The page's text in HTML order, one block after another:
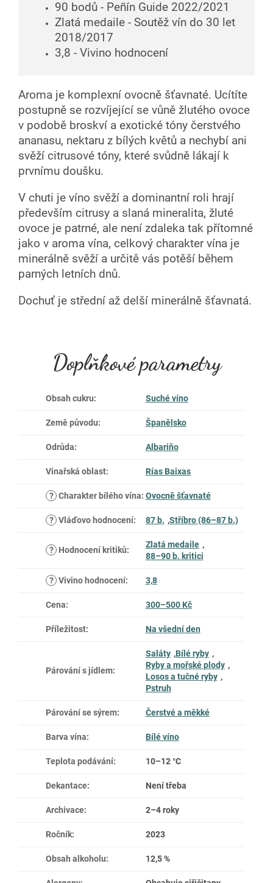
90 bodů - Peñín Guide 2022/2021
Zlatá medaile - Soutěž vín do 30 let
2018/2017
3,8 - Vivino hodnocení
Aroma je komplexní ovocně šťavnaté. Ucítíte
postupně se rozvíjející se vůně žlutého ovoce
v podobě broskví a exotické tóny čerstvého
ananasu, nektaru z bílých květů a nechybí ani
svěží citrusové tóny, které svůdně lákají k
prvnímu doušku.
V chuti je víno svěží a dominantní roli hrají
především citrusy a slaná mineralita, žluté
ovoce je patrné, ale není zdaleka tak přítomné
jako v aroma vína, celkový charakter vína je
minerálně svěží a určitě vás potěší během
parných letních dnů.
Dochuť je střední až delší minerálně šťavnatá.
Doplňkové parametry
Obsah cukru: Suché víno
Země původu: Španělsko
Odrůda: Albariño
Vinařská oblast: Rías Baixas
? Charakter bílého vína: Ovocně šťavnaté
? Vláďovo hodnocení: 87 b. ,Stříbro (86–87 b.)
? Hodnocení kritiků:
Zlatá medaile ,
88–90 b. kritici
? Vivino hodnocení: 3,8
Cena: 300–500 Kč
Příležitost: Na všední den
Párování s jídlem:
Saláty ,Bílé ryby ,
Ryby a mořské plody ,
Losos a tučné ryby ,
Pstruh
Párování se sýrem: Čerstvé a měkké
Barva vína: Bílé víno
Teplota podávání: 10–12 °C
Dekantace: Není třeba
Archivace: 2–4 roky
Ročník: 2023
Obsah alkoholu: 12,5 %